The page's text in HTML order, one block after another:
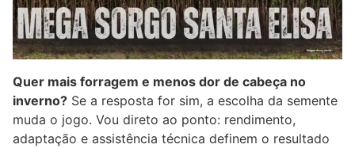
Quer mais forragem e menos dor de cabeça no
inverno? Se a resposta for sim, a escolha da semente
muda o jogo. Vou direto ao ponto: rendimento,
adaptação e assistência técnica definem o resultado